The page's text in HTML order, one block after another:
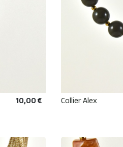
10,00 € Collier Alex